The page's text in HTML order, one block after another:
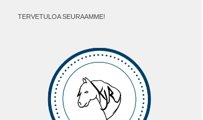
TERVETULOA SEURAAMME!